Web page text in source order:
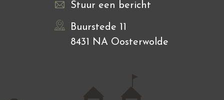
Stuur een bericht
Buurstede 11
8431 NA Oosterwolde